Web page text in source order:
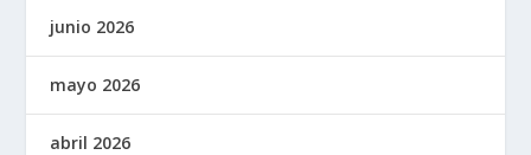
junio 2026
mayo 2026
abril 2026